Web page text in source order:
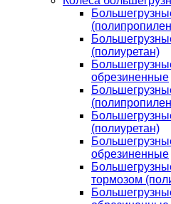
(полиуретан)
обрезиненные
(полиуретан)
обрезиненные
тормозом